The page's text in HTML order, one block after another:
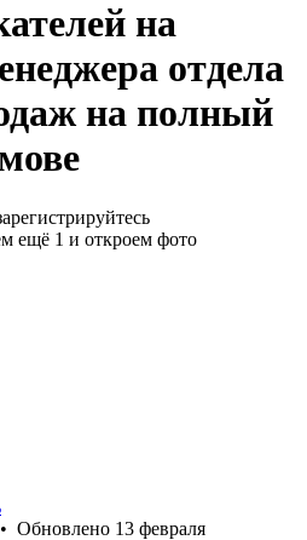
на
отдела
на полный
ещё 1 и откроем фото
• Обновлено 13 февраля